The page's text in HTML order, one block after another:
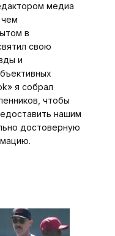
медиа
в
свою
и
я собрал
чтобы
нашим
достоверную